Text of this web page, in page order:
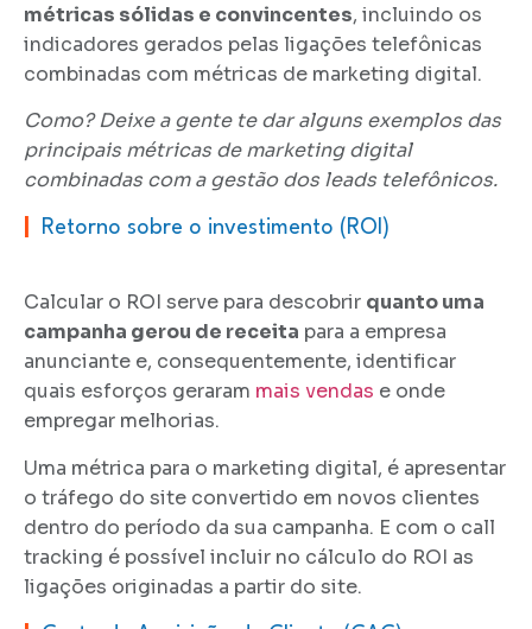
métricas sólidas e convincentes, incluindo os
indicadores gerados pelas ligações telefônicas
combinadas com métricas de marketing digital.
Como? Deixe a gente te dar alguns exemplos das
principais métricas de marketing digital
combinadas com a gestão dos leads telefônicos.
Retorno sobre o investimento (ROI)
Calcular o ROI serve para descobrir quanto uma
campanha gerou de receita para a empresa
anunciante e, consequentemente, identificar
quais esforços geraram mais vendas e onde
empregar melhorias.
Uma métrica para o marketing digital, é apresentar
o tráfego do site convertido em novos clientes
dentro do período da sua campanha. E com o call
tracking é possível incluir no cálculo do ROI as
ligações originadas a partir do site.